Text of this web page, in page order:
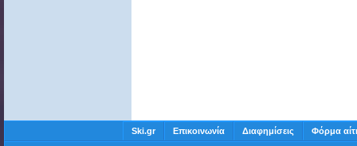
Ski.gr Επικοινωνία Διαφημίσεις Φόρμα